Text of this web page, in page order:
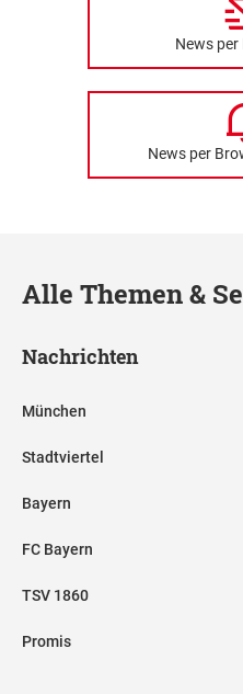
News
News per
Alle Themen &
Nachrichten
München
Stadtviertel
Bayern
FC Bayern
TSV 1860
Promis